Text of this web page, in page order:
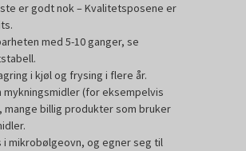
er godt nok – Kvalitetsposene er
med 5-10 ganger, se
i kjøl og frysing i flere år.
mykningsmidler (for eksempelvis
mange billig produkter som bruker
i mikrobølgeovn, og egner seg til